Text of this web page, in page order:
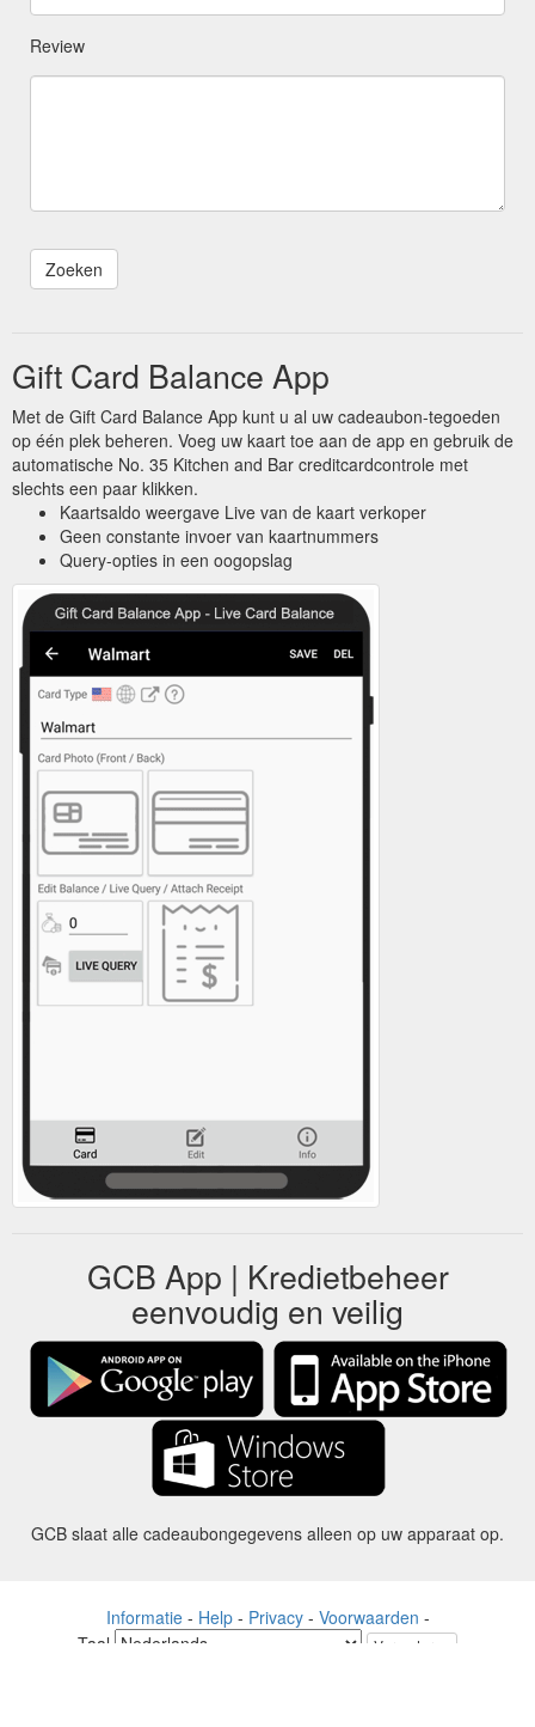
Review
Gift Card Balance App
Met de Gift Card Balance App kunt u al uw cadeaubon-tegoeden
op één plek beheren. Voeg uw kaart toe aan de app en gebruik de
automatische No. 35 Kitchen and Bar creditcardcontrole met
slechts een paar klikken.
Kaartsaldo weergave Live van de kaart verkoper
Geen constante invoer van kaartnummers
Query-opties in een oogopslag
GCB App | Kredietbeheer
eenvoudig en veilig
GCB slaat alle cadeaubongegevens alleen op uw apparaat op.
Informatie- Help- Privacy- Voorwaarden -
Taal
Veranderen